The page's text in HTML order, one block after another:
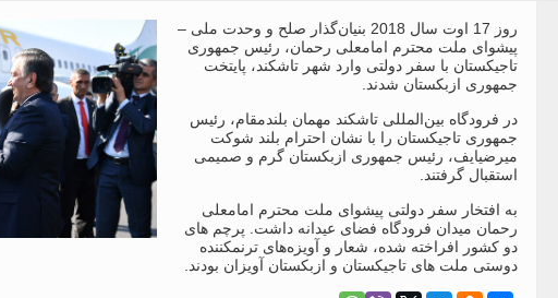
روز 17 اوت سال 2018 بنیان‌گذار صلح و وحدت ملی –
پیشوای ملت محترم امامعلی رحمان، رئیس جمهوری
تاجیکستان با سفر دولتی وارد شهر تاشکند، پایتخت
جمهوری ازبکستان شدند.
در فرودگاه بین‌المللی تاشکند مهمان بلندمقام، رئیس
جمهوری تاجیکستان را با نشان احترام بلند شوکت
میرضیایف، رئیس جمهوری ازبکستان گرم و صمیمی
استقبال گرفتند.
به افتخار سفر دولتی پیشوای ملت محترم امامعلی
رحمان میدان فرودگاه فضای عیدانه داشت. پرچم های
دو کشور افراخته شده، شعار و آویزه‌های ترنمکننده
دوستی ملت های تاجیکستان و ازبکستان آویزان بودند.